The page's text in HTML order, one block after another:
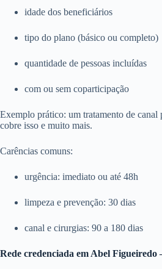
idade dos beneficiários
tipo do plano (básico ou completo)
quantidade de pessoas incluídas
com ou sem coparticipação
Exemplo prático: um tratamento de
cobre isso e muito mais.
Carências comuns:
urgência: imediato ou até 48h
limpeza e prevenção: 30 dias
canal e cirurgias: 90 a 180 dias
Rede credenciada em Abel Figueiredo